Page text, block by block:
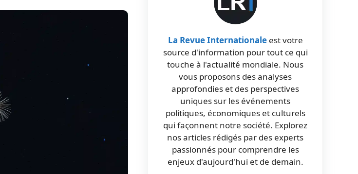
La Revue Internationaleest votre
source d'information pour tout ce qui
touche à l'actualité mondiale. Nous
vous proposons des analyses
approfondies et des perspectives
uniques sur les événements
politiques, économiques et culturels
qui façonnent notre société. Explorez
nos articles rédigés par des experts
passionnés pour comprendre les
enjeux d'aujourd'hui et de demain.